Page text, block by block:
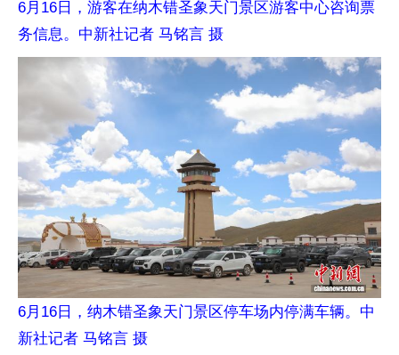
6月16日，游客在纳木错圣象天门景区游客中心咨询票
务信息。中新社记者 马铭言 摄
6月16日，纳木错圣象天门景区停车场内停满车辆。中
新社记者 马铭言 摄